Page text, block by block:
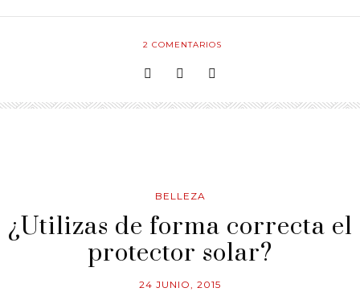
2 COMENTARIOS
BELLEZA
¿Utilizas de forma correcta el
protector solar?
24 JUNIO, 2015